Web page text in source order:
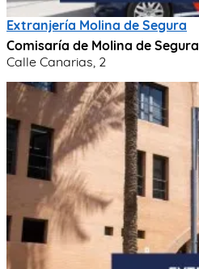
Extranjería Molina de Segura
Comisaría de Molina de Segura
Calle Canarias, 2